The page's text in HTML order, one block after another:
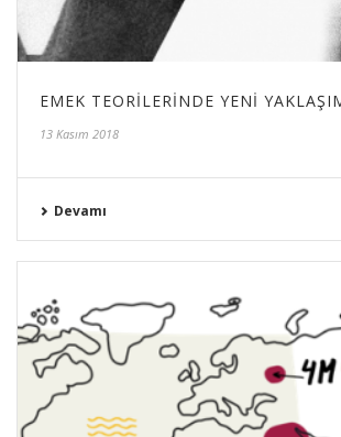
EMEK TEORILERINDE YENI
13 Kasım 2018
Devamı